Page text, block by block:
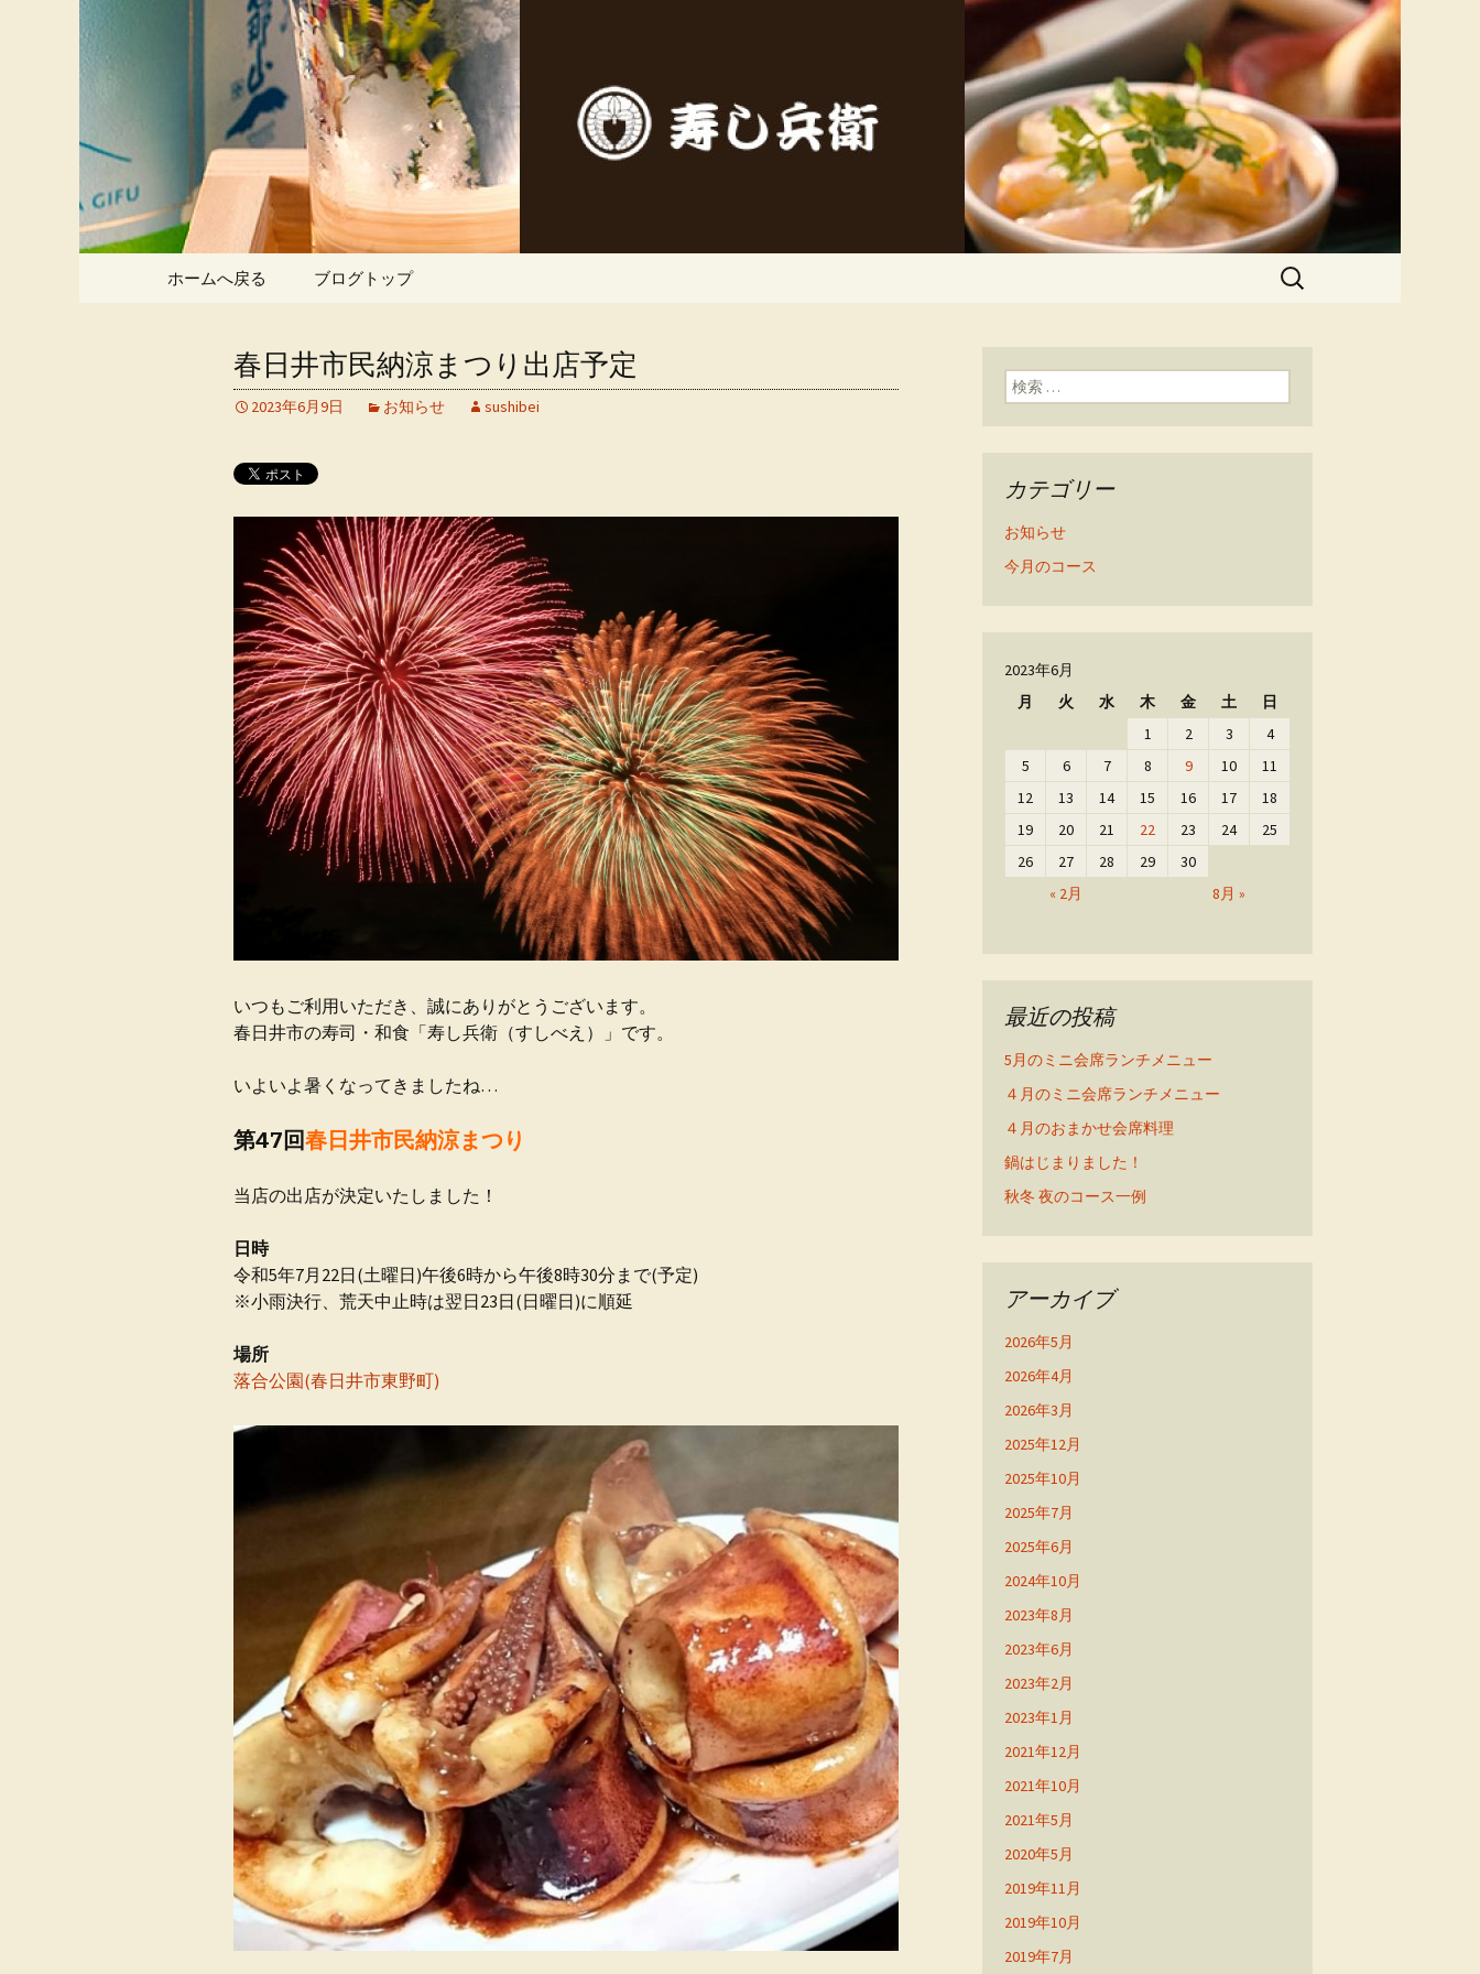
春日井市にある寿司処「寿し兵衛（すし
べえ）」のブログ
春日井市にある寿司処「寿し兵衛（すしべえ）」の公式ブログです。
コンテンツへ移動
ホームへ戻る ブログトップ
検
春日井市民納涼まつり出店予定
2023年6月9日 お知らせ sushibei
いつもご利用いただき、誠にありがとうございます。
春日井市の寿司・和食「寿し兵衛（すしべえ）」です。
いよいよ暑くなってきましたね…
第47回春日井市民納涼まつり
当店の出店が決定いたしました！
日時
令和5年7月22日(土曜日)午後6時から午後8時30分まで(予定)
※小雨決行、荒天中止時は翌日23日(日曜日)に順延
場所
落合公園(春日井市東野町)
検索:
カテゴリー
お知らせ
今月のコース
2023年6月
月
火 水 木 金 土 日
« 2月 8月 »
1 2 3
4
5
6 7 8 9 10
11
12
13 14 15 16 17
18
19
20 21 22 23 24
25
26
27 28 29 30
最近の投稿
5月のミニ会席ランチメニュー
４月のミニ会席ランチメニュー
４月のおまかせ会席料理
鍋はじまりました！
秋冬 夜のコース一例
アーカイブ
2026年5月
2026年4月
2026年3月
2025年12月
2025年10月
2025年7月
2025年6月
2024年10月
2023年8月
2023年6月
2023年2月
2023年1月
2021年12月
2021年10月
2021年5月
2020年5月
2019年11月
2019年10月
2019年7月